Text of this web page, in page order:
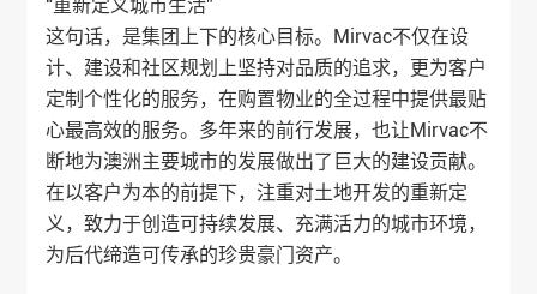
“重新定义城市生活”
这句话，是集团上下的核心目标。Mirvac不仅在设
计、建设和社区规划上坚持对品质的追求，更为客户
定制个性化的服务，在购置物业的全过程中提供最贴
心最高效的服务。多年来的前行发展，也让Mirvac不
断地为澳洲主要城市的发展做出了巨大的建设贡献。
在以客户为本的前提下，注重对土地开发的重新定
义，致力于创造可持续发展、充满活力的城市环境，
为后代缔造可传承的珍贵豪门资产。